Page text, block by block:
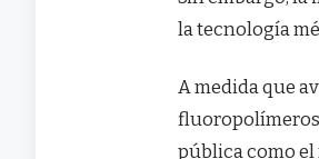
la tecnología
A medida que
fluoropolímeros
pública como el